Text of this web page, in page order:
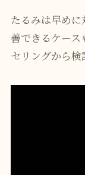
たるみは早め
善できるケー
セリングから検